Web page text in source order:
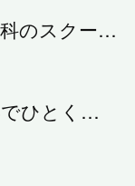
のスクー…
でひとく…